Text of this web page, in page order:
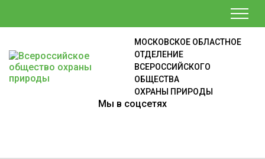
МОСКОВСКОЕ ОБЛАСТНОЕ
ОТДЕЛЕНИЕ
ВСЕРОССИЙСКОГО
ОБЩЕСТВА
ОХРАНЫ ПРИРОДЫ
Мы в соцсетях